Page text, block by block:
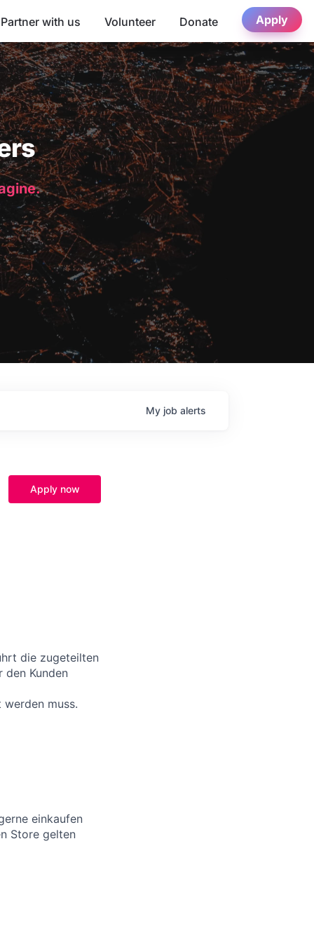
Partner with us Volunteer Donate Apply
My job alerts
Apply now
die zugeteilten
Kunden
muss.
einkaufen
Store gelten